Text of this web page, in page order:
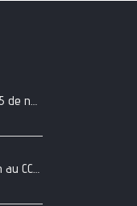
Evaluation HAS : 5 de nos services classés A
CRT : intervention au CCAS de Metz